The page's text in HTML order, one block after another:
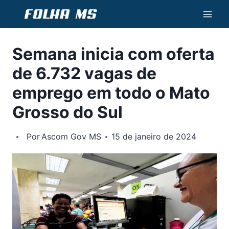
Conteúdo
Semana inicia com oferta
de 6.732 vagas de
emprego em todo o Mato
Grosso do Sul
PorAscom Gov MS 15 de janeiro de 2024